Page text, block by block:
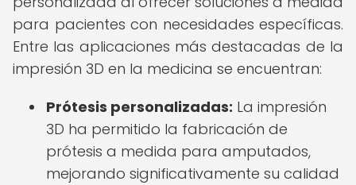
para pacientes con necesidades específicas.
Entre las aplicaciones más destacadas de la
impresión 3D en la medicina se encuentran:
Prótesis personalizadas: La impresión
3D ha permitido la fabricación de
prótesis a medida para amputados,
mejorando significativamente su calidad